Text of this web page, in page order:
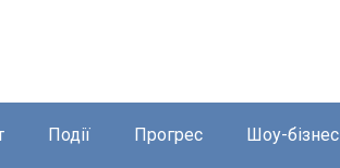
Події Прогрес Шоу-бізнес